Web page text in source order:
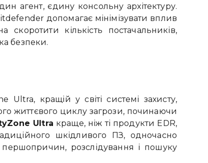
агент, єдину консольну архітектуру.
допомагає мінімізувати вплив
скоротити кількість постачальників,
безпеки.
Ultra, кращій у світі системі захисту,
життєвого циклу загрози, починаючи
Ultra краще, ніж ті продукти EDR,
шкідливого ПЗ, одночасно
першопричин, розслідування і пошуку